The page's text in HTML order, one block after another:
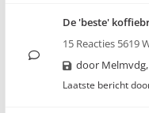
De 'beste'
15 Reacties 5619
door Melmvdg,
Laatste bericht